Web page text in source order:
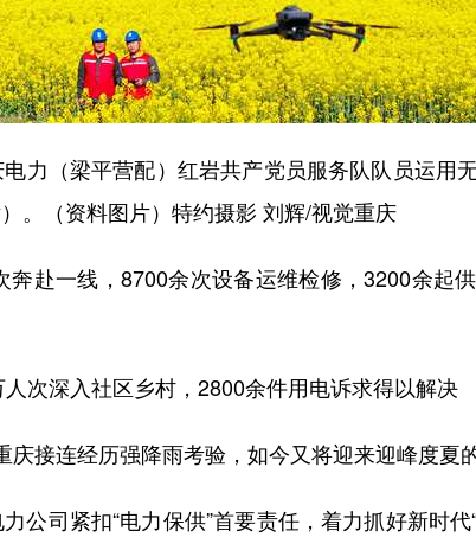
（梁平营配）红岩共产党员服务队队员运用
。（资料图片）特约摄影 刘辉/视觉重庆
一线，8700余次设备运维检修，3200余起
深入社区乡村，2800余件用电诉求得以解决
连经历强降雨考验，如今又将迎来迎峰度夏的
司紧扣“电力保供”首要责任，着力抓好新时代